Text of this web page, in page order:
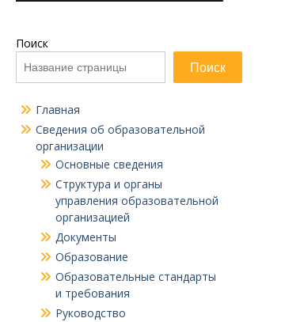
Поиск
Поиск
Главная
Сведения об образовательной
организации
Основные сведения
Структура и органы
управления образовательной
организацией
Документы
Образование
Образовательные стандарты
и требования
Руководство